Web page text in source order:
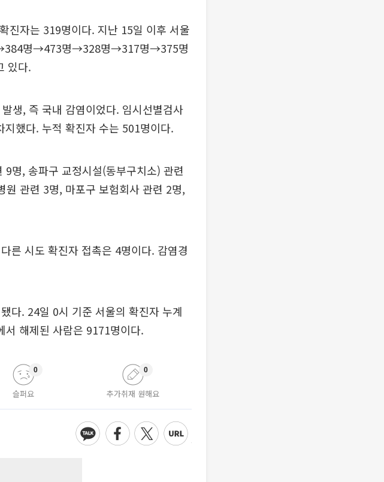
진자는 319명이다. 지난 15일 이후 서울
명→473명→328명→317명→375명
있다.
생, 즉 국내 감염이었다. 임시선별검사
했다. 누적 확진자 수는 501명이다.
9명, 송파구 교정시설(동부구치소) 관련
관련 3명, 마포구 보험회사 관련 2명,
른 시도 확진자 접촉은 4명이다. 감염경
다. 24일 0시 기준 서울의 확진자 누계
해제된 사람은 9171명이다.
슬퍼요
0
추가취재 원해요
0